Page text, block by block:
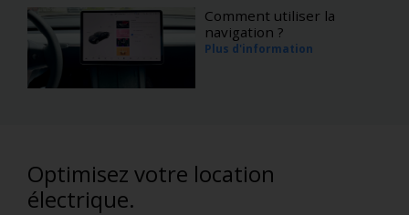
Comment utiliser la
navigation ?
Plus d'information
Optimisez votre location
électrique.